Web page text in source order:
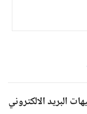
البريد الالكتروني